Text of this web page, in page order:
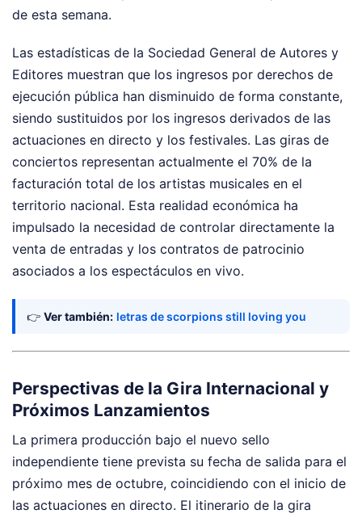
de esta semana.
Las estadísticas de la Sociedad General de Autores y
Editores muestran que los ingresos por derechos de
ejecución pública han disminuido de forma constante,
siendo sustituidos por los ingresos derivados de las
actuaciones en directo y los festivales. Las giras de
conciertos representan actualmente el 70% de la
facturación total de los artistas musicales en el
territorio nacional. Esta realidad económica ha
impulsado la necesidad de controlar directamente la
venta de entradas y los contratos de patrocinio
asociados a los espectáculos en vivo.
👉 Ver también: letras de scorpions still loving you
Perspectivas de la Gira Internacional y
Próximos Lanzamientos
La primera producción bajo el nuevo sello
independiente tiene prevista su fecha de salida para el
próximo mes de octubre, coincidiendo con el inicio de
las actuaciones en directo. El itinerario de la gira